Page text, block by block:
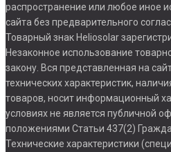
распространение или любое иное
сайта без предварительного
Товарный знак Heliosolar
Незаконное использование
закону. Вся представленная на
технических характеристик,
товаров, носит информационный
условиях не является публичной
положениями Статьи 437(2)
Технические характеристики